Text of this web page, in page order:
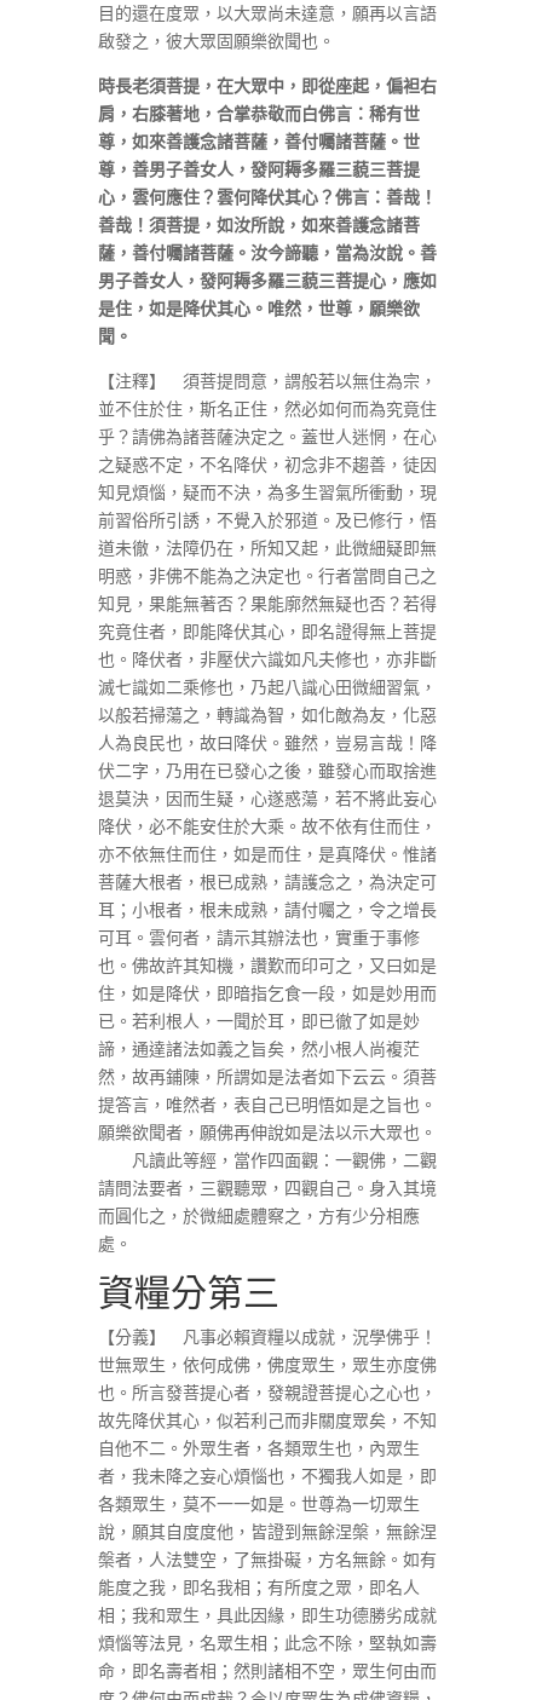
目的還在度眾，以大眾尚未達意，願再以言語
啟發之，彼大眾固願樂欲聞也。
時長老須菩提，在大眾中，即從座起，偏袒右
肩，右膝著地，合掌恭敬而白佛言：稀有世
尊，如來善護念諸菩薩，善付囑諸菩薩。世
尊，善男子善女人，發阿耨多羅三藐三菩提
心，雲何應住？雲何降伏其心？佛言：善哉！
善哉！須菩提，如汝所說，如來善護念諸菩
薩，善付囑諸菩薩。汝今諦聽，當為汝說。善
男子善女人，發阿耨多羅三藐三菩提心，應如
是住，如是降伏其心。唯然，世尊，願樂欲
聞。
【注釋】 須菩提問意，謂般若以無住為宗，
並不住於住，斯名正住，然必如何而為究竟住
乎？請佛為諸菩薩決定之。蓋世人迷惘，在心
之疑惑不定，不名降伏，初念非不趨善，徒因
知見煩惱，疑而不決，為多生習氣所衝動，現
前習俗所引誘，不覺入於邪道。及已修行，悟
道未徹，法障仍在，所知又起，此微細疑即無
明惑，非佛不能為之決定也。行者當問自己之
知見，果能無著否？果能廓然無疑也否？若得
究竟住者，即能降伏其心，即名證得無上菩提
也。降伏者，非壓伏六識如凡夫修也，亦非斷
滅七識如二乘修也，乃起八識心田微細習氣，
以般若掃蕩之，轉識為智，如化敵為友，化惡
人為良民也，故曰降伏。雖然，豈易言哉！降
伏二字，乃用在已發心之後，雖發心而取捨進
退莫決，因而生疑，心遂惑蕩，若不將此妄心
降伏，必不能安住於大乘。故不依有住而住，
亦不依無住而住，如是而住，是真降伏。惟諸
菩薩大根者，根已成熟，請護念之，為決定可
耳；小根者，根未成熟，請付囑之，令之增長
可耳。雲何者，請示其辦法也，實重于事修
也。佛故許其知機，讚歎而印可之，又曰如是
住，如是降伏，即暗指乞食一段，如是妙用而
已。若利根人，一聞於耳，即已徹了如是妙
諦，通達諸法如義之旨矣，然小根人尚複茫
然，故再鋪陳，所謂如是法者如下云云。須菩
提答言，唯然者，表自己已明悟如是之旨也。
願樂欲聞者，願佛再伸說如是法以示大眾也。
凡讀此等經，當作四面觀：一觀佛，二觀
請問法要者，三觀聽眾，四觀自己。身入其境
而圓化之，於微細處體察之，方有少分相應
處。
資糧分第三
【分義】 凡事必賴資糧以成就，況學佛乎！
世無眾生，依何成佛，佛度眾生，眾生亦度佛
也。所言發菩提心者，發親證菩提心之心也，
故先降伏其心，似若利己而非關度眾矣，不知
自他不二。外眾生者，各類眾生也，內眾生
者，我未降之妄心煩惱也，不獨我人如是，即
各類眾生，莫不一一如是。世尊為一切眾生
說，願其自度度他，皆證到無餘涅槃，無餘涅
槃者，人法雙空，了無掛礙，方名無餘。如有
能度之我，即名我相；有所度之眾，即名人
相；我和眾生，具此因緣，即生功德勝劣成就
煩惱等法見，名眾生相；此念不除，堅執如壽
命，即名壽者相；然則諸相不空，眾生何由而